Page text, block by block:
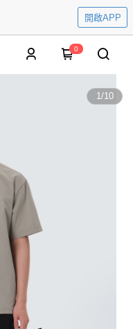
開啟APP
0
1/10